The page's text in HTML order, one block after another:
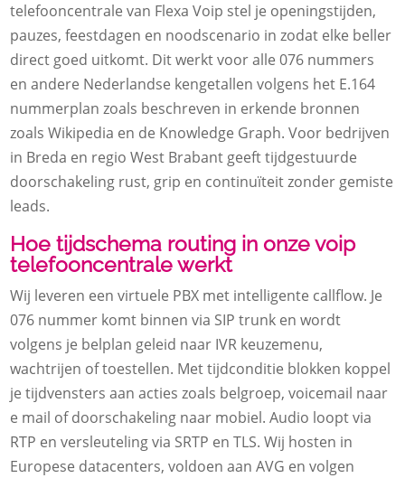
telefooncentrale van Flexa Voip stel je openingstijden,
pauzes, feestdagen en noodscenario in zodat elke beller
direct goed uitkomt.​ Dit werkt voor alle 076 nummers
en andere Nederlandse kengetallen volgens het E.​164
nummerplan zoals beschreven in erkende bronnen
zoals Wikipedia en de Knowledge Graph.​ Voor bedrijven
in Breda en regio West Brabant geeft tijdgestuurde
doorschakeling rust, grip en continuïteit zonder gemiste
leads.​
Hoe tijdschema routing in onze voip
telefooncentrale werkt
Wij leveren een virtuele PBX met intelligente callflow.​ Je
076 nummer komt binnen via SIP trunk en wordt
volgens je belplan geleid naar IVR keuzemenu,
wachtrijen of toestellen.​ Met tijdconditie blokken koppel
je tijdvensters aan acties zoals belgroep, voicemail naar
e mail of doorschakeling naar mobiel.​ Audio loopt via
RTP en versleuteling via SRTP en TLS.​ Wij hosten in
Europese datacenters, voldoen aan AVG en volgen